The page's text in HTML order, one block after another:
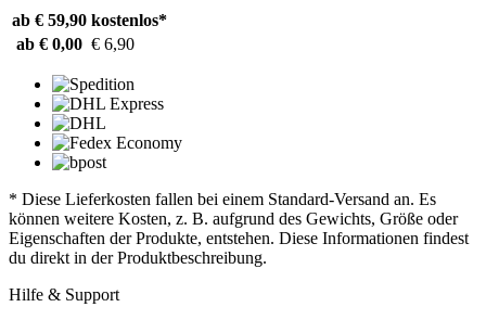
ab € 59,90 kostenlos*
ab € 0,00 € 6,90
* Diese Lieferkosten fallen bei einem Standard-Versand an. Es
können weitere Kosten, z. B. aufgrund des Gewichts, Größe oder
Eigenschaften der Produkte, entstehen. Diese Informationen findest
du direkt in der Produktbeschreibung.
Hilfe & Support